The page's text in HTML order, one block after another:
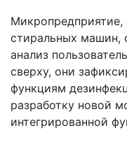
стиральных машин,
анализ
сверху, они
функциям
разработку новой
интегрированной